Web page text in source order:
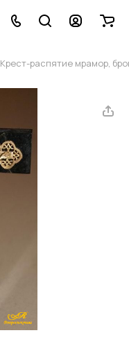
Крест-распятие мрамор,